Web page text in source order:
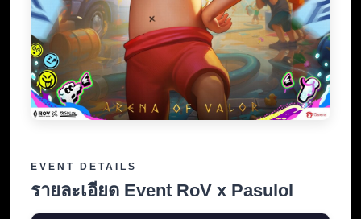
EVENT DETAILS
รายละเอียด Event RoV x Pasulol